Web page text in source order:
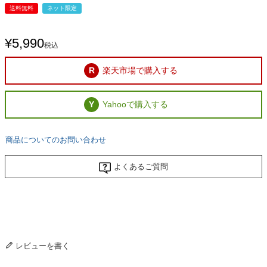
送料無料 ネット限定
¥5,990税込
楽天市場で購入する
Yahooで購入する
商品についてのお問い合わせ
よくあるご質問
レビューを書く